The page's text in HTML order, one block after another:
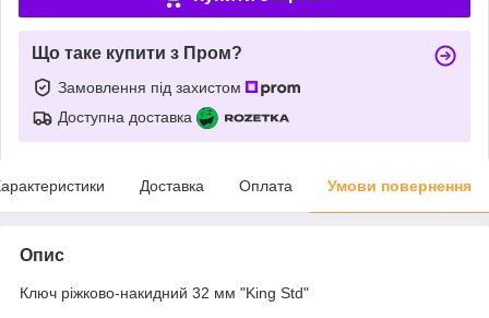
Що таке купити з Пром?
Замовлення під захистом
Доступна доставка
Доставка Оплата Умови повернення
Опис
Ключ ріжково-накидний 32 мм "King Std"